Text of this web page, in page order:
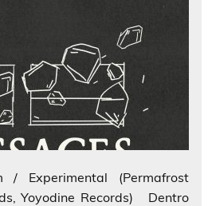
Experimental (Permafrost
Yoyodine Records) Dentro